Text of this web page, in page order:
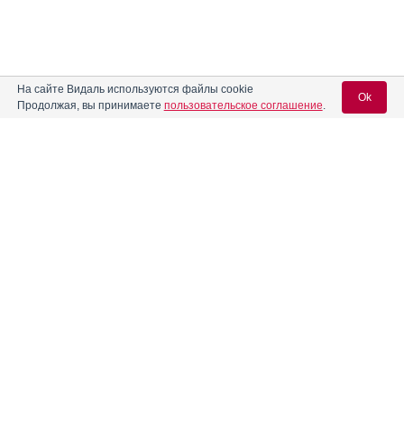
На сайте Видаль используются файлы cookie
Продолжая, вы принимаете пользовательское соглашение.
Ok